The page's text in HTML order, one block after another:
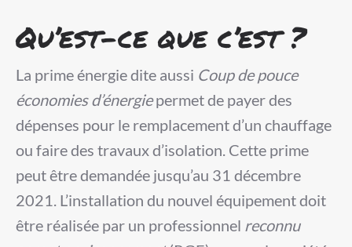
Qu’est-ce que c’est ?
La prime énergie dite aussi Coup de pouce
économies d’énergiepermet de payer des
dépenses pour le remplacement d’un chauffage
ou faire des travaux d’isolation. Cette prime
peut être demandée jusqu’au 31 décembre
2021. L’installation du nouvel équipement doit
être réalisée par un professionnel reconnu